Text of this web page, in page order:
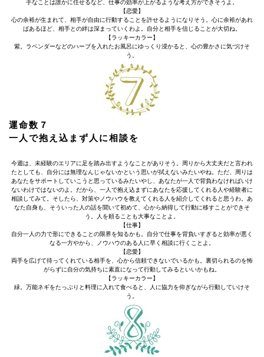
手なことは誰かに任せるなど、仕事の効率が上がるような考え方ができそうよ。
【恋愛】
心の余裕が生まれて、相手が自由に行動することを許せるようになりそう。心に余裕があれ
ばあるほど、相手との絆は深まっていくわよ。自分と相手を信じることが大切ね。
【ラッキーカラー】
紫。ラベンダーなどのハーブを入れたお風呂にゆっくり浸かると、心の豊かさに気づけそ
う。
運命数７
一人で抱え込まず人に相談を
今週は、未経験のエリアに足を踏み出すようなことがありそう。周りから大丈夫だと言われ
たとしても、自分には無理なんじゃないかという思いが拭えないみたいやね。ただ、周りは
あなたをサポートしていこうと思っているみたいやし、あなたが一人で背負わなければいけ
ないわけではないのよ。だから、一人で抱え込まずにあなたを応援してくれる人や経験者に
相談してみて。そしたら、対策やノウハウを教えてくれる人を紹介してくれると思うわ。あ
なた自身も、そういった人の話を聞いて初めて、心から納得して行動に移すことができそ
う。人を頼ることも大事なことよ。
【仕事】
自分一人の力で形にできることの限界を知るかも。自分で仕事を背負いすぎると効率が悪く
なる一方やから、ノウハウのある人に早く相談に行くことよ。
【恋愛】
両手を広げて待ってくれている相手を、心から信頼できないでいるかも。裏切られるのを怖
がらずに自分の気持ちに素直になって行動してみるといいかもね。
【ラッキーカラー】
緑。万能ネギをたっぷりと料理に入れて食べると、人に協力を仰ぎながら行動していけそ
う。